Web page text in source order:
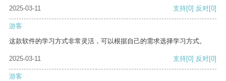
2025-03-11 支持[0] 反对[0]
游客
这款软件的学习方式非常灵活，可以根据自己的需求选择学习方式。
2025-03-11 支持[0] 反对[0]
游客